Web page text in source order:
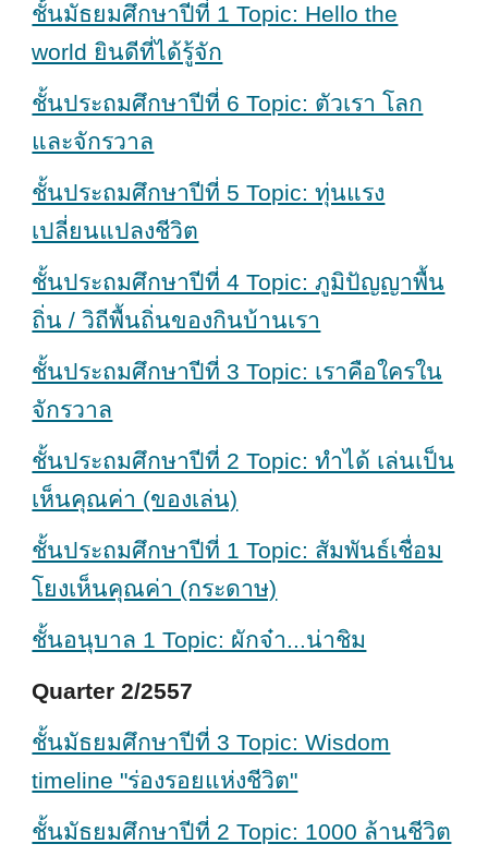
ชั้นมัธยมศึกษาปีที่ 1 Topic: Hello the
world ยินดีที่ได้รู้จัก
ชั้นประถมศึกษาปีที่ 6 Topic: ตัวเรา โลก
และจักรวาล
ชั้นประถมศึกษาปีที่ 5 Topic: ทุ่นแรง
เปลี่ยนแปลงชีวิต
ชั้นประถมศึกษาปีที่ 4 Topic: ภูมิปัญญาพื้น
ถิ่น / วิถีพื้นถิ่นของกินบ้านเรา
ชั้นประถมศึกษาปีที่ 3 Topic: เราคือใครใน
จักรวาล
ชั้นประถมศึกษาปีที่ 2 Topic: ทำได้ เล่นเป็น
เห็นคุณค่า (ของเล่น)
ชั้นประถมศึกษาปีที่ 1 Topic: สัมพันธ์เชื่อม
โยงเห็นคุณค่า (กระดาษ)
ชั้นอนุบาล 1 Topic: ผักจ๋า...น่าชิม
Quarter 2/2557
ชั้นมัธยมศึกษาปีที่ 3 Topic: Wisdom
timeline "ร่องรอยแห่งชีวิต"
ชั้นมัธยมศึกษาปีที่ 2 Topic: 1000 ล้านชีวิต